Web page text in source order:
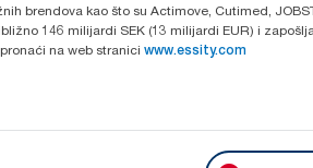
brendova kao što su Actimove, Cutimed,
146 milijardi SEK (13 milijardi EUR) i
na web stranici www.essity.com